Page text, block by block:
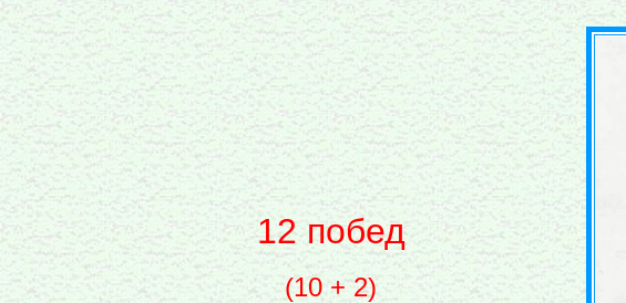
12 побед
(10 + 2)